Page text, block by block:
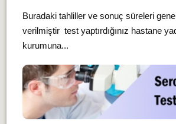
Buradaki tahliller ve sonuç süreleri
verilmiştir test yaptırdığınız hastane
kurumuna...